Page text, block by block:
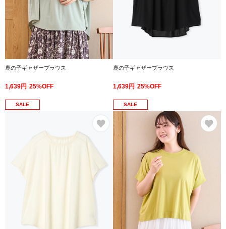
鹿の子ギャザーブラウス
1,639円 25%OFF
鹿の子ギャザーブラウス
1,639円 25%OFF
SALE
お気に入り
SALE